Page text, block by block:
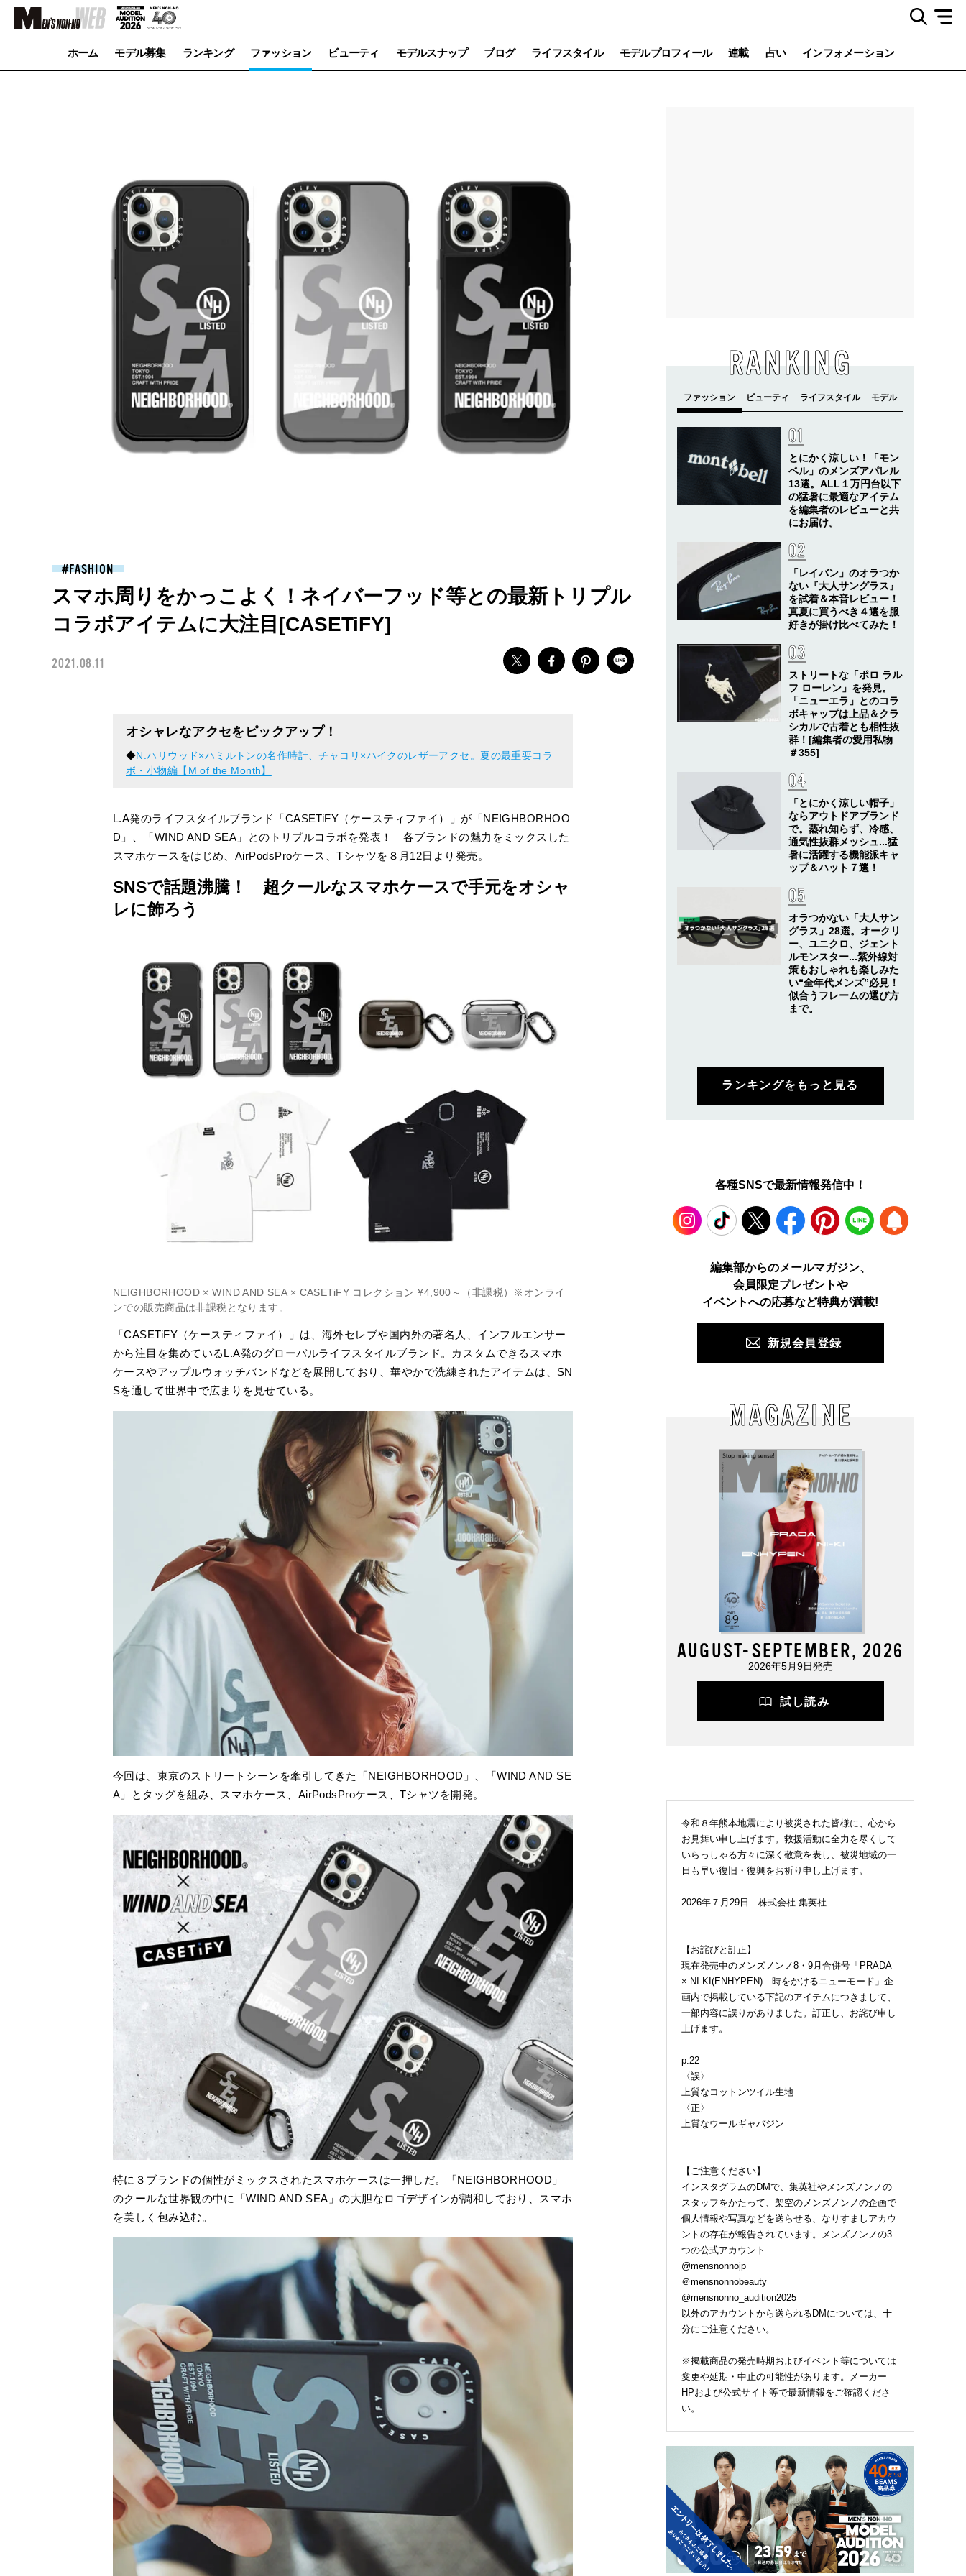
ホーム モデル募集 ランキング ファッション ビューティ モデルスナップ ブログ ライフスタイル モデルプロフィール 連載 占い インフォメーション
FASHION
スマホ周りをかっこよく！ネイバーフッド等との最新トリプル
コラボアイテムに大注目[CASETiFY]
2021.08.11
オシャレなアクセをピックアップ！
◆N.ハリウッド×ハミルトンの名作時計、チャコリ×ハイクのレザーアクセ。夏の最重要コラ
ボ・小物編【M of the Month】
L.A発のライフスタイルブランド「CASETiFY（ケースティファイ）」が「NEIGHBORHOO
D」、「WIND AND SEA」とのトリプルコラボを発表！ 各ブランドの魅力をミックスした
スマホケースをはじめ、AirPodsProケース、Tシャツを８月12日より発売。
SNSで話題沸騰！ 超クールなスマホケースで手元をオシャ
レに飾ろう
NEIGHBORHOOD × WIND AND SEA × CASETiFY コレクション ¥4,900～（非課税）※オンライ
ンでの販売商品は非課税となります。
「CASETiFY（ケースティファイ）」は、海外セレブや国内外の著名人、インフルエンサー
から注目を集めているL.A発のグローバルライフスタイルブランド。カスタムできるスマホ
ケースやアップルウォッチバンドなどを展開しており、華やかで洗練されたアイテムは、SN
Sを通して世界中で広まりを見せている。
今回は、東京のストリートシーンを牽引してきた「NEIGHBORHOOD」、「WIND AND SE
A」とタッグを組み、スマホケース、AirPodsProケース、Tシャツを開発。
特に３ブランドの個性がミックスされたスマホケースは一押しだ。「NEIGHBORHOOD」
のクールな世界観の中に「WIND AND SEA」の大胆なロゴデザインが調和しており、スマホ
を美しく包み込む。
RANKING
とにかく涼しい！「モン
ベル」のメンズアパレル
13選。ALL１万円台以下
の猛暑に最適なアイテム
を編集者のレビューと共
にお届け。
「レイバン」のオラつか
ない『大人サングラス』
を試着＆本音レビュー！
真夏に買うべき４選を服
好きが掛け比べてみた！
ストリートな「ポロ ラル
フ ローレン」を発見。
「ニューエラ」とのコラ
ボキャップは上品＆クラ
シカルで古着とも相性抜
群！[編集者の愛用私物
＃355]
「とにかく涼しい帽子」
ならアウトドアブランド
で。蒸れ知らず、冷感、
通気性抜群メッシュ...猛
暑に活躍する機能派キャ
ップ＆ハット７選！
オラつかない「大人サン
グラス」28選。オークリ
ー、ユニクロ、ジェント
ルモンスター...紫外線対
策もおしゃれも楽しみた
い“全年代メンズ”必見！
似合うフレームの選び方
まで。
ランキングをもっと見る
各種SNSで最新情報発信中！
TikTok Facebook Pinterest LINE
編集部からのメールマガジン、
会員限定プレゼントや
イベントへの応募など特典が満載!
新規会員登録
MAGAZINE
AUGUST-SEPTEMBER, 2026
2026年5月9日発売
試し読み
令和８年熊本地震により被災された皆様に、心から
お見舞い申し上げます。救援活動に全力を尽くして
いらっしゃる方々に深く敬意を表し、被災地域の一
日も早い復旧・復興をお祈り申し上げます。
2026年７月29日 株式会社 集英社
【お詫びと訂正】
現在発売中のメンズノンノ8・9月合併号「PRADA
× NI-KI(ENHYPEN) 時をかけるニューモード」企
画内で掲載している下記のアイテムにつきまして、
一部内容に誤りがありました。訂正し、お詫び申し
上げます。
p.22
〈誤〉
上質なコットンツイル生地
〈正〉
上質なウールギャバジン
【ご注意ください】
インスタグラムのDMで、集英社やメンズノンノの
スタッフをかたって、架空のメンズノンノの企画で
個人情報や写真などを送らせる、なりすましアカウ
ントの存在が報告されています。メンズノンノの3
つの公式アカウント
@mensnonnojp
＠mensnonnobeauty
@mensnonno_audition2025
以外のアカウントから送られるDMについては、十
分にご注意ください。
※掲載商品の発売時期およびイベント等については
変更や延期・中止の可能性があります。メーカー
HPおよび公式サイト等で最新情報をご確認くださ
い。